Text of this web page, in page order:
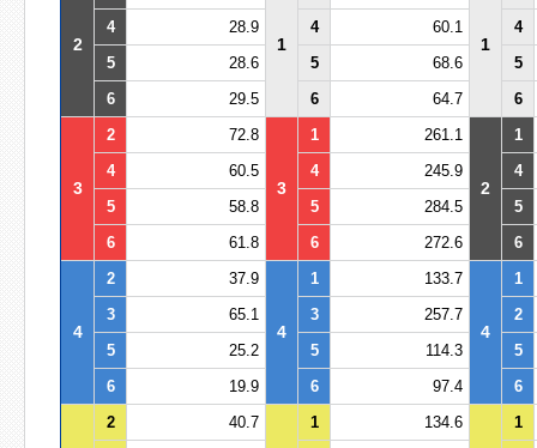
2 1 1
4
28.9 4 60.1
4
5
28.6 5 68.6
5
6
29.5 6 64.7 6
3
2 72.8
3
1 261.1
2
1
4
60.5 4 245.9
4
5
58.8 5 284.5
5
6
61.8 6 272.6 6
4
2 37.9
4
1 133.7
4
1
3
65.1 3 257.7
2
5
25.2 5 114.3
5
6
19.9 6 97.4 6
2 40.7 1 134.6
1